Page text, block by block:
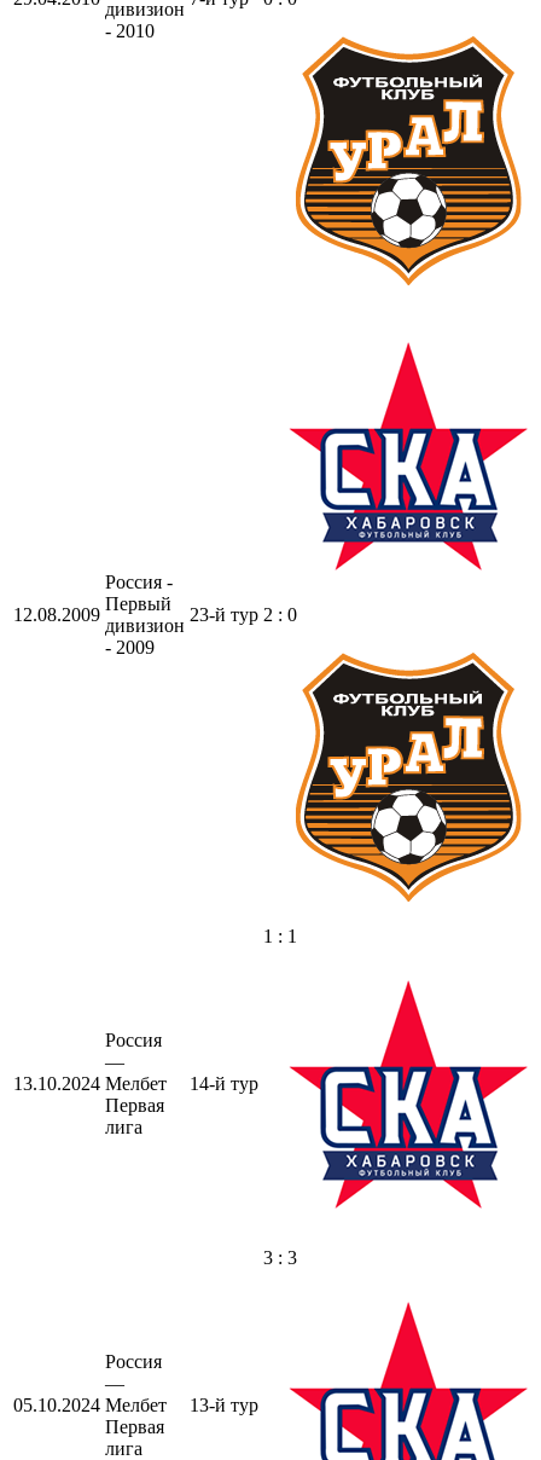
дивизион
- 2010
12.08.2009
Россия -
Первый
дивизион
- 2009
23-й тур 2 : 0
13.10.2024
Россия
—
Мелбет
Первая
лига
14-й тур
1 : 1
05.10.2024
Россия
—
Мелбет
Первая
лига
13-й тур
3 : 3